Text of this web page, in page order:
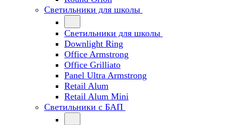
Светильники для школы
Светильники для школы
Downlight Ring
Office Armstrong
Office Grilliato
Panel Ultra Armstrong
Retail Alum
Retail Alum Mini
Светильники с БАП